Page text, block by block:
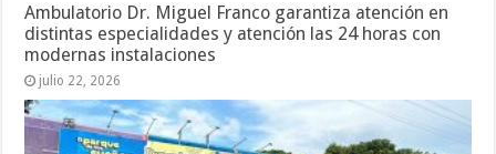
Ambulatorio Dr. Miguel Franco garantiza atención en
distintas especialidades y atención las 24 horas con
modernas instalaciones
julio 22, 2026